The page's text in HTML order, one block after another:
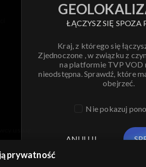
ŁĄCZYSZ SIĘ SPOZA
Kraj, z którego się
Zjednoczone , w związku z
na platformie TVP VOD
nieodstępna. Sprawdź, które
obejrzeć.
Nie pokazuj
ANULUJ
prywatność